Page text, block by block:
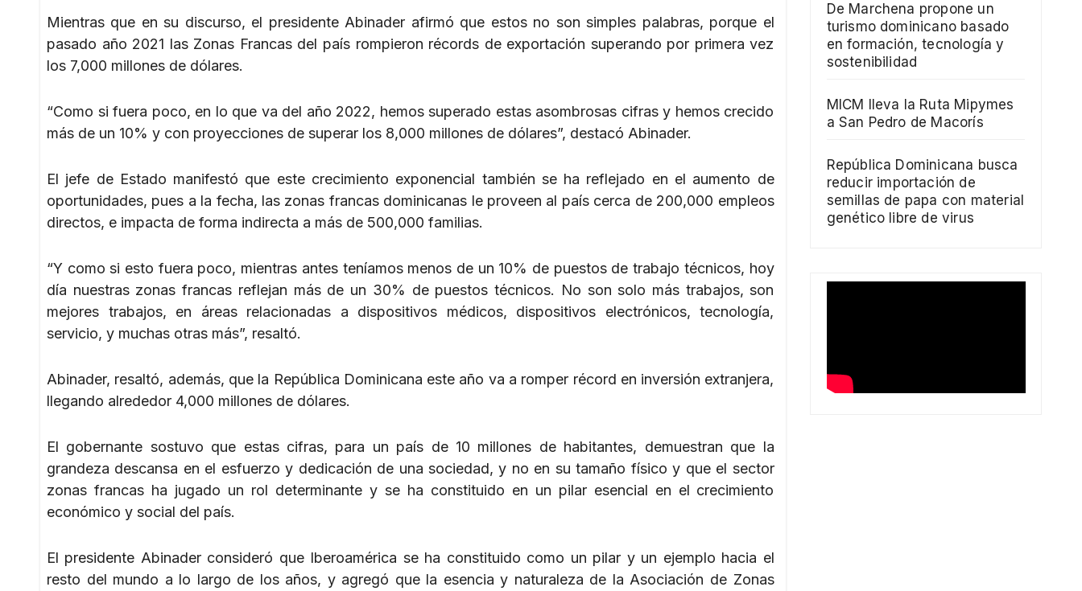
Mientras que en su discurso, el presidente Abinader afirmó que estos no son simples palabras, porque el
pasado año 2021 las Zonas Francas del país rompieron récords de exportación superando por primera vez
los 7,000 millones de dólares.
“Como si fuera poco, en lo que va del año 2022, hemos superado estas asombrosas cifras y hemos crecido
más de un 10% y con proyecciones de superar los 8,000 millones de dólares”, destacó Abinader.
El jefe de Estado manifestó que este crecimiento exponencial también se ha reflejado en el aumento de
oportunidades, pues a la fecha, las zonas francas dominicanas le proveen al país cerca de 200,000 empleos
directos, e impacta de forma indirecta a más de 500,000 familias.
“Y como si esto fuera poco, mientras antes teníamos menos de un 10% de puestos de trabajo técnicos, hoy
día nuestras zonas francas reflejan más de un 30% de puestos técnicos. No son solo más trabajos, son
mejores trabajos, en áreas relacionadas a dispositivos médicos, dispositivos electrónicos, tecnología,
servicio, y muchas otras más”, resaltó.
Abinader, resaltó, además, que la República Dominicana este año va a romper récord en inversión extranjera,
llegando alrededor 4,000 millones de dólares.
El gobernante sostuvo que estas cifras, para un país de 10 millones de habitantes, demuestran que la
grandeza descansa en el esfuerzo y dedicación de una sociedad, y no en su tamaño físico y que el sector
zonas francas ha jugado un rol determinante y se ha constituido en un pilar esencial en el crecimiento
económico y social del país.
El presidente Abinader consideró que Iberoamérica se ha constituido como un pilar y un ejemplo hacia el
resto del mundo a lo largo de los años, y agregó que la esencia y naturaleza de la Asociación de Zonas
De Marchena propone un
turismo dominicano basado
en formación, tecnología y
sostenibilidad
MICM lleva la Ruta Mipymes
a San Pedro de Macorís
República Dominicana busca
reducir importación de
semillas de papa con material
genético libre de virus